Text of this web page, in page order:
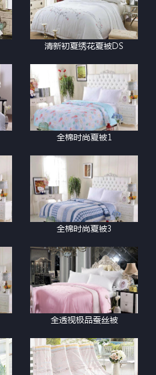
清新初夏绣花夏被DS
全棉时尚夏被1
全棉时尚夏被3
全透视极品蚕丝被